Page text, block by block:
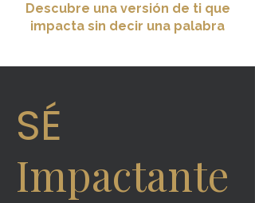
Descubre una versión de ti que
impacta sin decir una palabra
SÉ
Impactante